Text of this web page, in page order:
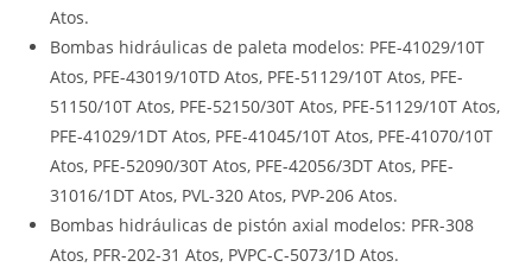
Atos.
Bombas hidráulicas de paleta modelos: PFE-41029/10T
Atos, PFE-43019/10TD Atos, PFE-51129/10T Atos, PFE-
51150/10T Atos, PFE-52150/30T Atos, PFE-51129/10T Atos,
PFE-41029/1DT Atos, PFE-41045/10T Atos, PFE-41070/10T
Atos, PFE-52090/30T Atos, PFE-42056/3DT Atos, PFE-
31016/1DT Atos, PVL-320 Atos, PVP-206 Atos.
Bombas hidráulicas de pistón axial modelos: PFR-308
Atos, PFR-202-31 Atos, PVPC-C-5073/1D Atos.